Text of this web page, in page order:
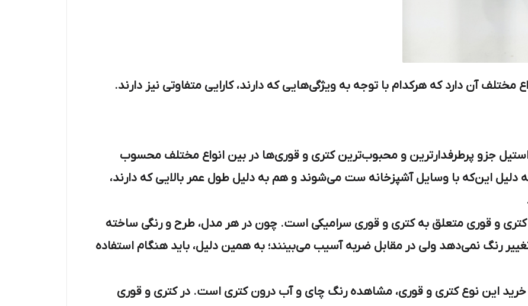
مختلف آن دارد که هرکدام با توجه به ویژگی‌هایی که دارند، کارایی متفاوتی نیز دارند.
جزو پرطرفدارترین و محبوب‌ترین کتری و قوری‌ها در بین انواع مختلف محسوب
این‌که با وسایل آشپزخانه ست می‌شوند و هم به دلیل طول عمر بالایی که دارند،
کتری و قوری متعلق به کتری و قوری سرامیکی است. چون در هر مدل، طرح و رنگی ساخته
رنگ نمی‌دهد ولی در مقابل ضربه آسیب می‌بینند؛ به همین دلیل، باید هنگام استفاده
خرید این نوع کتری و قوری، مشاهده رنگ چای و آب درون کتری است. در کتری و قوری